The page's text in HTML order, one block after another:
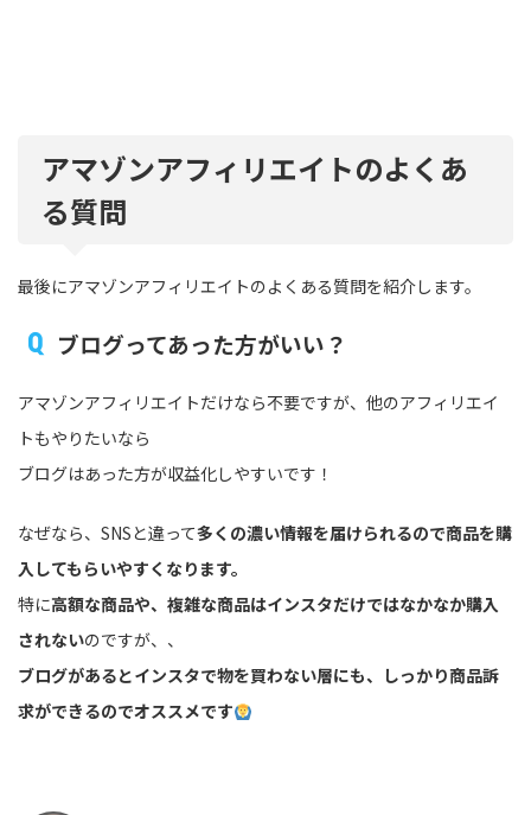
アマゾンアフィリエイトのよくあ
る質問
最後にアマゾンアフィリエイトのよくある質問を紹介します。
ブログってあった方がいい？
アマゾンアフィリエイトだけなら不要ですが、他のアフィリエイ
トもやりたいなら
ブログはあった方が収益化しやすいです！
なぜなら、SNSと違って多くの濃い情報を届けられるので商品を購
入してもらいやすくなります。
特に高額な商品や、複雑な商品はインスタだけではなかなか購入
されないのですが、、
ブログがあるとインスタで物を買わない層にも、しっかり商品訴
求ができるのでオススメです